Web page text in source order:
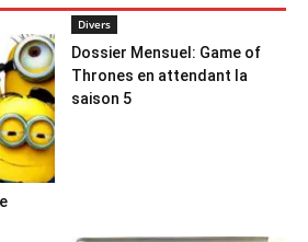
Divers
Dossier Mensuel: Game of
Thrones en attendant la
saison 5